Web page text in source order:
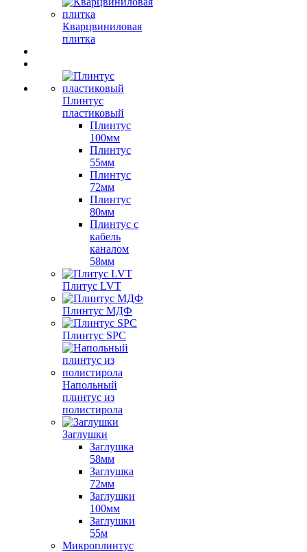
Кварцвиниловая
плитка
Плинтус
пластиковый
Плинтус
100мм
Плинтус
55мм
Плинтус
72мм
Плинтус
80мм
Плинтус с
кабель
каналом
58мм
Плитус LVT
Плинтус МДФ
Плинтус SPC
Напольный
плинтус из
полистирола
Заглушки
Заглушка
58мм
Заглушка
72мм
Заглушки
100мм
Заглушки
55м
Микроплинтус